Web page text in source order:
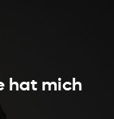
hat mich